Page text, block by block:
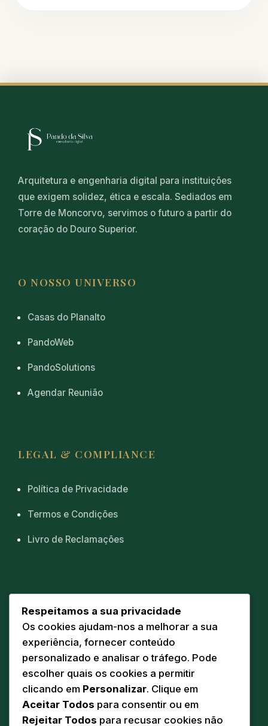
Arquitetura e engenharia digital para instituições
que exigem solidez, ética e escala. Sediados em
Torre de Moncorvo, servimos o futuro a partir do
coração do Douro Superior.
O NOSSO UNIVERSO
Casas do Planalto
PandoWeb
PandoSolutions
Agendar Reunião
LEGAL & COMPLIANCE
Política de Privacidade
Termos e Condições
Livro de Reclamações
Sede
Av. Eng. Duarte Pacheco 20 A
5160-218 Torre de Moncorvo
✉️ Comunicação
geral@pandodasilva.pt
Respeitamos a sua privacidade
Os cookies ajudam-nos a melhorar a sua
experiência, fornecer conteúdo
personalizado e analisar o tráfego. Pode
escolher quais os cookies a permitir
clicando em Personalizar. Clique em
Aceitar Todos para consentir ou em
Rejeitar Todos para recusar cookies não